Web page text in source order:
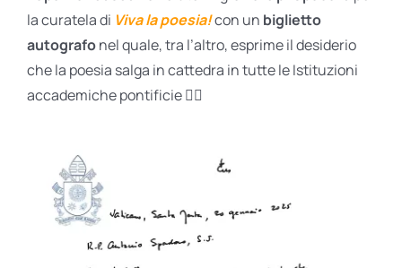
la curatela di Viva la poesia!con un biglietto
autografonel quale, tra l’altro, esprime il desiderio
che la poesia salga in cattedra in tutte le Istituzioni
accademiche pontificie👇🏻